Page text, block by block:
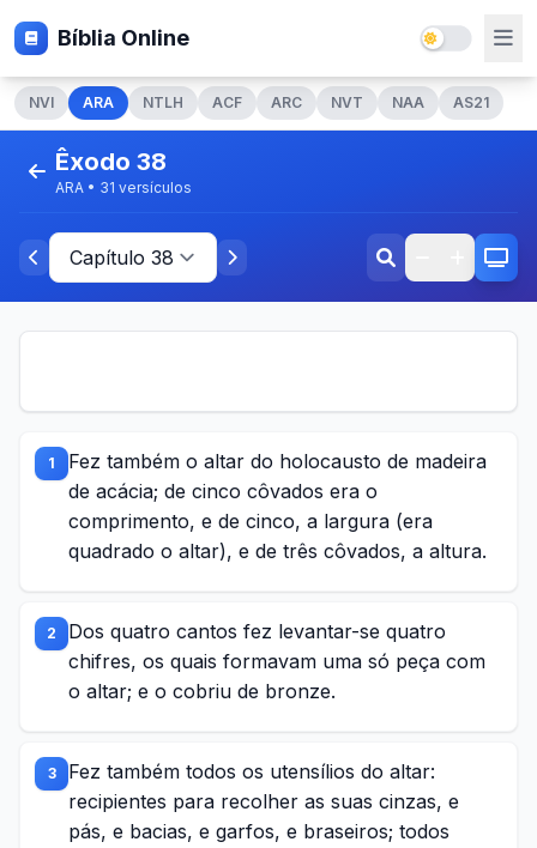
Bíblia Online
NVI ARA NTLH ACF ARC NVT NAA AS21
Êxodo 38
ARA • 31 versículos
1
Fez também o altar do holocausto de madeira
de acácia; de cinco côvados era o
comprimento, e de cinco, a largura (era
quadrado o altar), e de três côvados, a altura.
2
Dos quatro cantos fez levantar-se quatro
chifres, os quais formavam uma só peça com
o altar; e o cobriu de bronze.
3
Fez também todos os utensílios do altar:
recipientes para recolher as suas cinzas, e
pás, e bacias, e garfos, e braseiros; todos